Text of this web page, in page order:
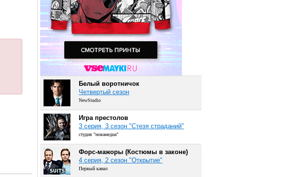
Белый воротничок
Четвертый сезон
NewStudio
Игра престолов
3 серия, 3 сезон "Стезя страданий"
студия "новамедиа"
Форс-мажоры (Костюмы в законе)
4 серия, 2 сезон "Открытие"
Первый канал